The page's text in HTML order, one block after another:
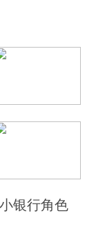
银行角色